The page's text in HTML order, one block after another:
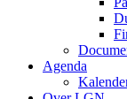
Agenda